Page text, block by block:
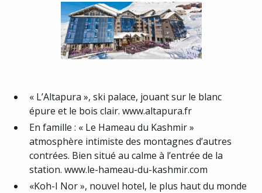
« L’Altapura », ski palace, jouant sur le blanc
épure et le bois clair.www.altapura.fr
En famille : « Le Hameau du Kashmir »
atmosphère intimiste des montagnes d’autres
contrées. Bien situé au calme à l’entrée de la
station.www.le-hameau-du-kashmir.com
«Koh-I Nor », nouvel hotel, le plus haut du monde